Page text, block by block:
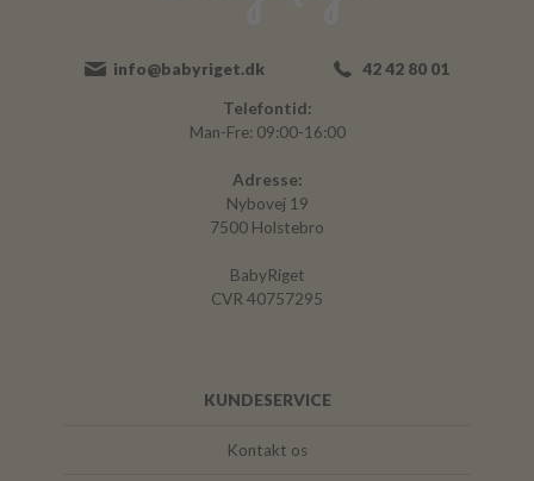
info@babyriget.dk 42 42 80 01
Telefontid:
Man-Fre: 09:00-16:00
Adresse:
Nybovej 19
7500 Holstebro
BabyRiget
CVR 40757295
KUNDESERVICE
Kontakt os